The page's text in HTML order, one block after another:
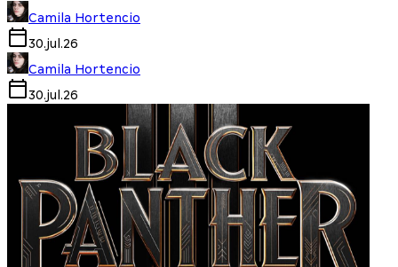
Camila Hortencio
30.jul.26
Camila Hortencio
30.jul.26